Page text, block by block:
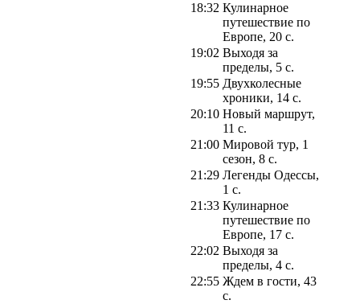
18:32 Кулинарное
путешествие по
Европе, 20 с.
19:02 Выходя за
пределы, 5 с.
19:55 Двухколесные
хроники, 14 с.
20:10 Новый маршрут,
11 с.
21:00 Мировой тур, 1
сезон, 8 с.
21:29 Легенды Одессы,
1 с.
21:33 Кулинарное
путешествие по
Европе, 17 с.
22:02 Выходя за
пределы, 4 с.
22:55 Ждем в гости, 43
с.